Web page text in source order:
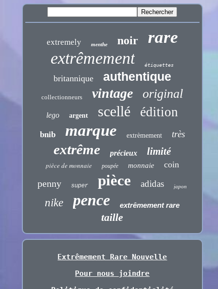
extremely menthe noir rare
extrêmement étiquettes
britannique authentique
collectionneurs vintage original
lego argent scellé édition
bnib marque extrèmement très
extrême précieux limité
pièce de monnaie poupée monnaie coin
penny super pièce adidas japon
nike pence extrêmement rare
taille
Extrêmement Rare Nouvelle
Pour nous joindre